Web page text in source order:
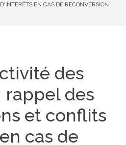
EN CAS DE RECONVERSION
des
rappel des
et conflits
cas de